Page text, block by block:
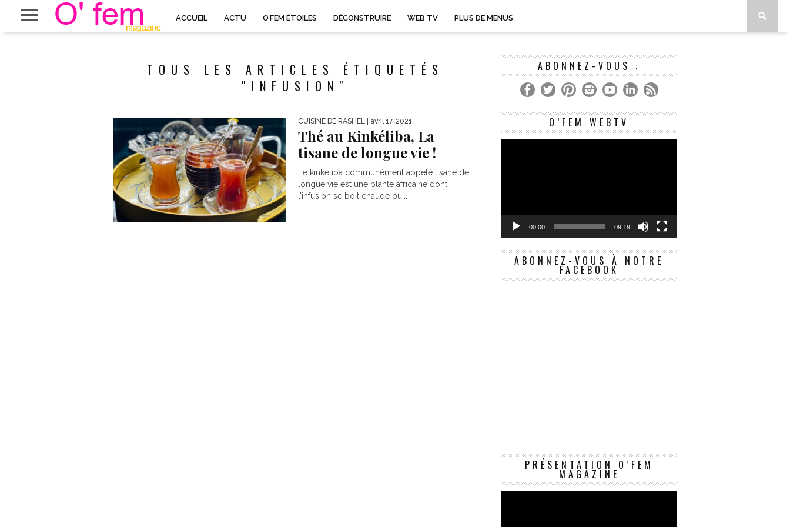
ACCUEIL ACTU O’FEM ÉTOILES DÉCONSTRUIRE WEB TV PLUS DE MENUS
TOUS LES ARTICLES ÉTIQUETÉS
"INFUSION"
CUISINE DE RASHEL | avril 17, 2021
Thé au Kinkéliba, La
tisane de longue vie !
Le kinkéliba communément appelé tisane de
longue vie est une plante africaine dont
l’infusion se boit chaude ou...
ABONNEZ-VOUS :
O’FEM WEBTV
Lecteur
00:00 09:19
ABONNEZ-VOUS À NOTRE
FACEBOOK
PRÉSENTATION O’FEM
MAGAZINE
Lecteur